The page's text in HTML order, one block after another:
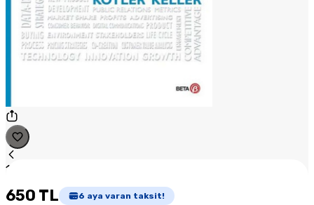
1
650 TL 6 aya varan taksit!